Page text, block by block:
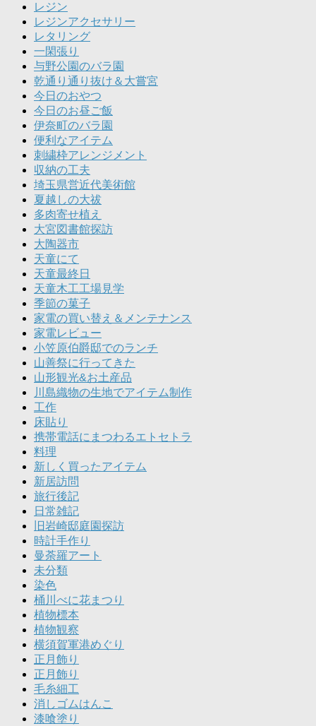
レジン
レジンアクセサリー
レタリング
一閑張り
与野公園のバラ園
乾通り通り抜け＆大嘗宮
今日のおやつ
今日のお昼ご飯
伊奈町のバラ園
便利なアイテム
刺繍枠アレンジメント
収納の工夫
埼玉県営近代美術館
夏越しの大祓
多肉寄せ植え
大宮図書館探訪
大陶器市
天童にて
天童最終日
天童木工工場見学
季節の菓子
家電の買い替え＆メンテナンス
家電レビュー
小笠原伯爵邸でのランチ
山善祭に行ってきた
山形観光&お土産品
川島織物の生地でアイテム制作
工作
床貼り
携帯電話にまつわるエトセトラ
料理
新しく買ったアイテム
新居訪問
旅行後記
日常雑記
旧岩崎邸庭園探訪
時計手作り
曼荼羅アート
未分類
染色
桶川べに花まつり
植物標本
植物観察
横須賀軍港めぐり
正月飾り
正月飾り
毛糸細工
消しゴムはんこ
漆喰塗り